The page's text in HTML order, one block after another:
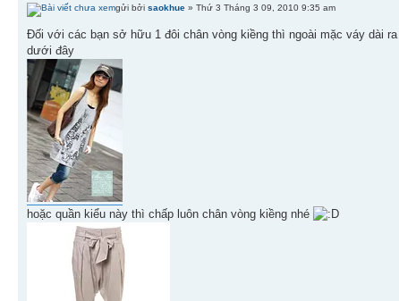
gửi bởi saokhue » Thứ 3 Tháng 3 09, 2010 9:35 am
Đối với các bạn sở hữu 1 đôi chân vòng kiềng thì ngoài mặc váy dài
dưới đây
hoặc quần kiểu này thì chấp luôn chân vòng kiềng nhé